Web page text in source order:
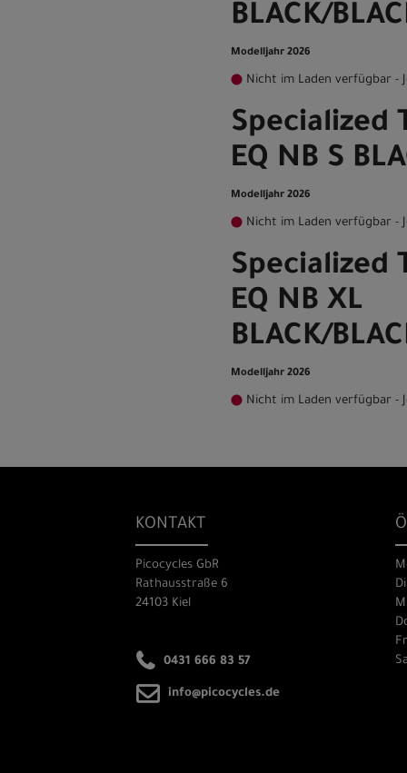
BLACK/
Modelljahr 2026
Nicht im Laden verfügbar -
Specialized
EQ NB S
Modelljahr 2026
Nicht im Laden verfügbar -
Specialized
EQ NB XL
BLACK/
Modelljahr 2026
Nicht im Laden verfügbar -
KONTAKT
Picocycles GbR
Rathausstraße 6
24103 Kiel
0431 666 83 57
info@picocycles.de